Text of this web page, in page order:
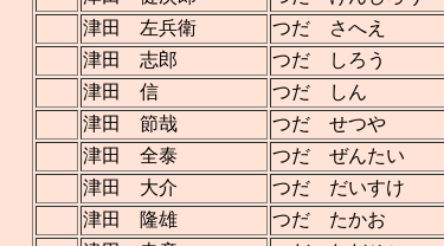
津田 左兵衛
つだ さへえ
津田 志郎
つだ しろう
津田 信
つだ しん
津田 節哉
つだ せつや
津田 全泰
つだ ぜんたい
津田 大介
つだ だいすけ
津田 隆雄
つだ たかお